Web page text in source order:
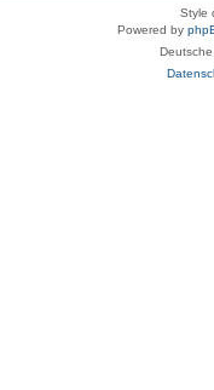
Style
Powered by